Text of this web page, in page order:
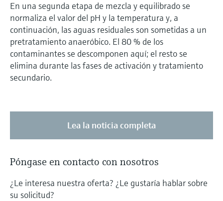
En una segunda etapa de mezcla y equilibrado se
normaliza el valor del pH y la temperatura y, a
continuación, las aguas residuales son sometidas a un
pretratamiento anaeróbico. El 80 % de los
contaminantes se descomponen aquí; el resto se
elimina durante las fases de activación y tratamiento
secundario.
Lea la noticia completa
Póngase en contacto con nosotros
¿Le interesa nuestra oferta? ¿Le gustaría hablar sobre
su solicitud?